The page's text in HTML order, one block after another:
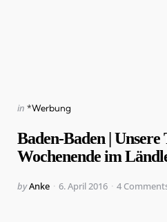
Categories
Posted
in *Werbung
Baden-Baden |
Wochenende im
Posted
byAnke 6. April 2016 4